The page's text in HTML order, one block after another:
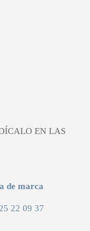
EN LAS
de marca
22 09 37